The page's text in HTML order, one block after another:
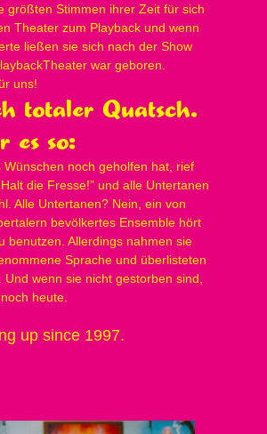
größten Stimmen ihrer Zeit für sich
Theater zum Playback und wenn
ließen sie sich nach der Show
war geboren.
uns!
totaler Quatsch.
es so:
noch geholfen hat, rief
die Fresse!” und alle Untertanen
Alle Untertanen? Nein, ein von
bevölkertes Ensemble hört
benutzen. Allerdings nahmen sie
Sprache und überlisteten
Und wenn sie nicht gestorben sind,
heute.
up since 1997.